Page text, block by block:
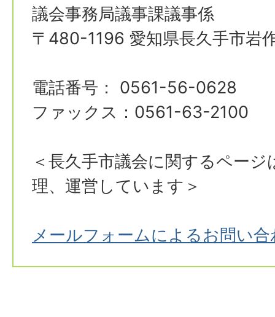
議会事務局議事課議事係
〒480-1196 愛知県長久手市岩
電話番号： 0561-56-0628
ファックス：0561-63-2100
＜長久手市議会に関するペー
理、運営しています＞
メールフォームによるお問い合